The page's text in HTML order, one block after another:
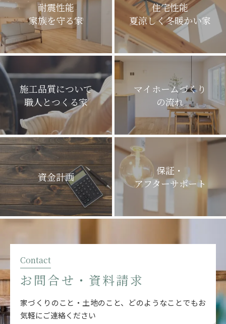
耐震性能
家族を守る家
住宅性能
夏涼しく冬暖かい家
施工品質について
職人とつくる家
マイホームづくり
の流れ
資金計画
保証・
アフターサポート
Contact
お問合せ・資料請求
家づくりのこと・土地のこと、どのようなことでもお
気軽にご連絡ください